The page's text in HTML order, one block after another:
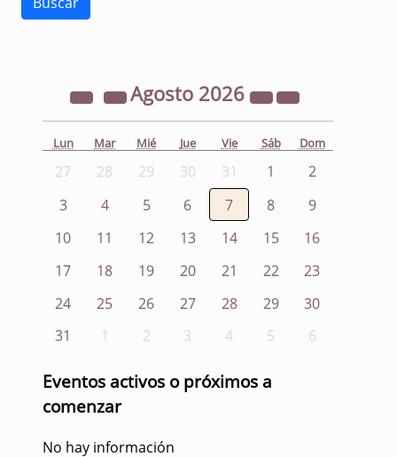
Agosto 2026
Lun Mar Mié Jue Vie Sáb Dom
27 28 29 30 31 1
2
3
4 5 6 7 8
9
10
11 12 13 14 15
16
17
18 19 20 21 22
23
24
25 26 27 28 29
30
31
1 2 3 4 5 6
Eventos activos o próximos a
comenzar
No hay información